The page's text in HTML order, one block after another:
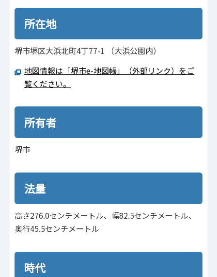
所在地
堺市堺区大浜北町4丁77-1 （大浜公園内）
地図情報は「堺市e-地図帳」（外部リンク）をご
覧ください。
所有者
堺市
法量
高さ276.0センチメートル、幅82.5センチメートル、
奥行45.5センチメートル
時代